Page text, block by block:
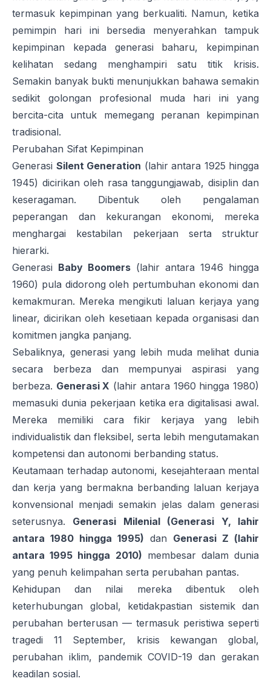
termasuk kepimpinan yang berkualiti. Namun, ketika
pemimpin hari ini bersedia menyerahkan tampuk
kepimpinan kepada generasi baharu, kepimpinan
kelihatan sedang menghampiri satu titik krisis.
Semakin banyak bukti menunjukkan bahawa semakin
sedikit golongan profesional muda hari ini yang
bercita-cita untuk memegang peranan kepimpinan
tradisional.
Perubahan Sifat Kepimpinan
Generasi Silent Generation (lahir antara 1925 hingga
1945) dicirikan oleh rasa tanggungjawab, disiplin dan
keseragaman. Dibentuk oleh pengalaman
peperangan dan kekurangan ekonomi, mereka
menghargai kestabilan pekerjaan serta struktur
hierarki.
Generasi Baby Boomers (lahir antara 1946 hingga
1960) pula didorong oleh pertumbuhan ekonomi dan
kemakmuran. Mereka mengikuti laluan kerjaya yang
linear, dicirikan oleh kesetiaan kepada organisasi dan
komitmen jangka panjang.
Sebaliknya, generasi yang lebih muda melihat dunia
secara berbeza dan mempunyai aspirasi yang
berbeza. Generasi X (lahir antara 1960 hingga 1980)
memasuki dunia pekerjaan ketika era digitalisasi awal.
Mereka memiliki cara fikir kerjaya yang lebih
individualistik dan fleksibel, serta lebih mengutamakan
kompetensi dan autonomi berbanding status.
Keutamaan terhadap autonomi, kesejahteraan mental
dan kerja yang bermakna berbanding laluan kerjaya
konvensional menjadi semakin jelas dalam generasi
seterusnya. Generasi Milenial (Generasi Y, lahir
antara 1980 hingga 1995) dan Generasi Z (lahir
antara 1995 hingga 2010) membesar dalam dunia
yang penuh kelimpahan serta perubahan pantas.
Kehidupan dan nilai mereka dibentuk oleh
keterhubungan global, ketidakpastian sistemik dan
perubahan berterusan — termasuk peristiwa seperti
tragedi 11 September, krisis kewangan global,
perubahan iklim, pandemik COVID-19 dan gerakan
keadilan sosial.